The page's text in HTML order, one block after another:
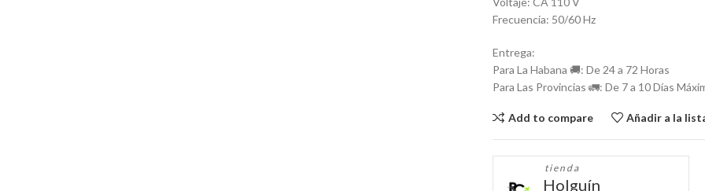
Frecuencia: 50/60 Hz
Entrega:
Para La Habana 🚚: De 24 a 72 Horas
Para Las Provincias 🚛: De 7 a 10 Días
Add to compare Añadir a la
tienda
Holguín